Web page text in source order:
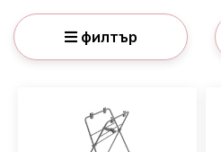
ДЕТСКИ МАНИВЕЛИ
филтър